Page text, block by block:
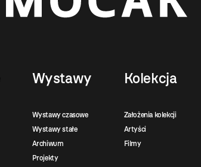
Wystawy
Wystawy czasowe
Wystawy stałe
Archiwum
Projekty
Kolekcja
Założenia kolekcji
Artyści
Filmy